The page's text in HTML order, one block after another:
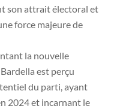
son attrait électoral et
force majeure de
la nouvelle
est perçu
du parti, ayant
2024 et incarnant le